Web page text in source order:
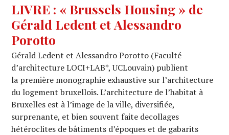
LIVRE : « Brussels Housing » de
Gérald Ledent et Alessandro
Porotto
Gérald Ledent et Alessandro Porotto (Faculté
d’architecture LOCI+LAB*, UCLouvain) publient
la première monographie exhaustive sur l’architecture
du logement bruxellois. L’architecture de l’habitat à
Bruxelles est à l’image de la ville, diversifiée,
surprenante, et bien souvent faite decollages
hétéroclites de bâtiments d’époques et de gabarits